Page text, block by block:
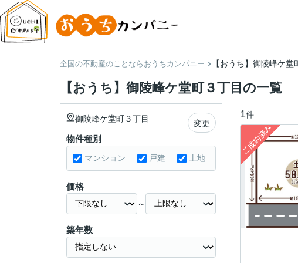
全国の不動産のことならおうちカンパニー 【おうち】御陵峰ケ
【おうち】御陵峰ケ堂町３丁目の一覧
1件
御陵峰ケ堂町３丁目 変更
物件種別
マンション 戸建 土地
価格
～
築年数